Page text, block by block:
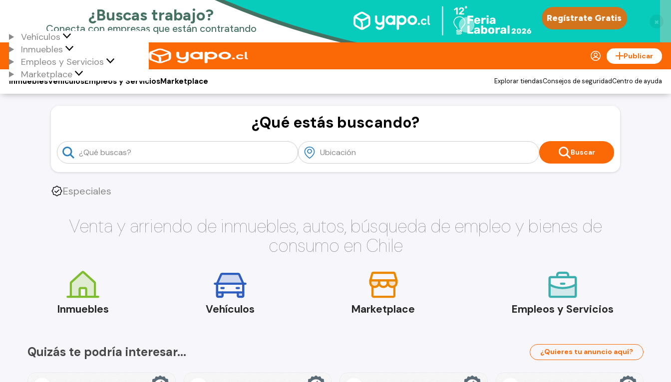
×
Vehículos
Inmuebles
Empleos y Servicios
Marketplace
Publicar
Vehículos
Inmuebles Empleos y ServiciosMarketplace Explorar tiendasConsejos de seguridadCentro de ayuda
¿Qué estás buscando?
Buscar
Especiales
Venta y arriendo de inmuebles, autos, búsqueda de empleo y bienes de
consumo en Chile
Inmuebles Vehículos Marketplace Empleos y Servicios
Quizás te podría interesar... ¿Quieres tu anuncio aquí?